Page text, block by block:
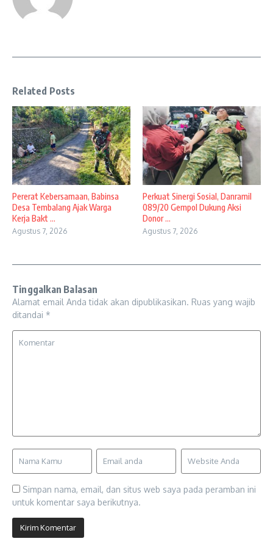
Related Posts
Pererat Kebersamaan, Babinsa
Desa Tembalang Ajak Warga
Kerja Bakt ...
Agustus 7, 2026
Perkuat Sinergi Sosial, Danramil
089/20 Gempol Dukung Aksi
Donor ...
Agustus 7, 2026
Tinggalkan Balasan
Alamat email Anda tidak akan dipublikasikan. Ruas yang wajib
ditandai *
Simpan nama, email, dan situs web saya pada peramban ini
untuk komentar saya berikutnya.